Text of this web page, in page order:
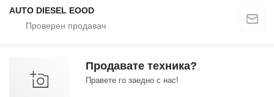
AUTO DIESEL EOOD
Продавате техника?
Правете го заедно с нас!